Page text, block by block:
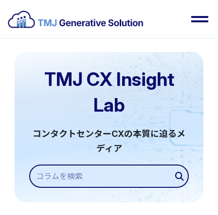
TMJ CX Insight
Lab
コンタクトセンターCXの本質に迫るメ
ディア